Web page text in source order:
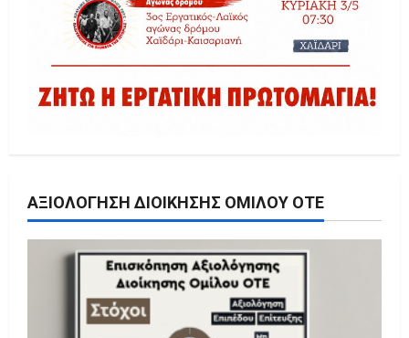
ΑΞΙΟΛΌΓΗΣΗ ΔΙΟΊΚΗΣΗΣ ΟΜΊΛΟΥ ΟΤΕ